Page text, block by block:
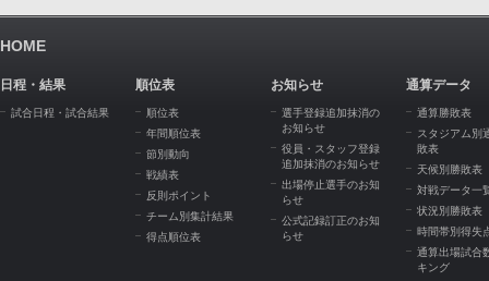
HOME
日程・結果
試合日程・試合結果
順位表
順位表
年間順位表
節別動向
戦績表
反則ポイント
チーム別集計結果
得点順位表
お知らせ
選手登録追加抹消の
お知らせ
役員・スタッフ登録
追加抹消のお知らせ
出場停止選手のお知
らせ
公式記録訂正のお知
らせ
通算データ
通算勝敗表
スタジアム別
敗表
天候別勝敗表
対戦データ一
状況別勝敗表
時間帯別得失
通算出場試合
キング